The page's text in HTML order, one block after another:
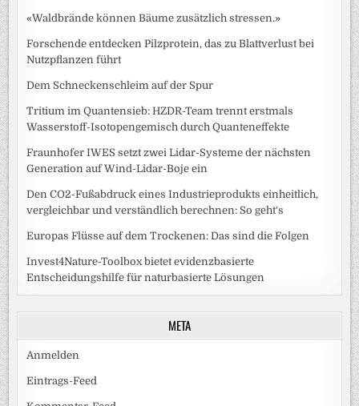
«Waldbrände können Bäume zusätzlich stressen.»
Forschende entdecken Pilzprotein, das zu Blattverlust bei
Nutzpflanzen führt
Dem Schneckenschleim auf der Spur
Tritium im Quantensieb: HZDR-Team trennt erstmals
Wasserstoff-Isotopengemisch durch Quanteneffekte
Fraunhofer IWES setzt zwei Lidar-Systeme der nächsten
Generation auf Wind-Lidar-Boje ein
Den CO2-Fußabdruck eines Industrieprodukts einheitlich,
vergleichbar und verständlich berechnen: So geht‘s
Europas Flüsse auf dem Trockenen: Das sind die Folgen
Invest4Nature-Toolbox bietet evidenzbasierte
Entscheidungshilfe für naturbasierte Lösungen
META
Anmelden
Eintrags-Feed